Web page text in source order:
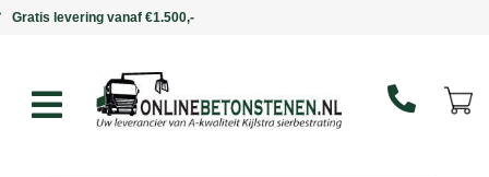
Binnen 5 werkdagen in huis